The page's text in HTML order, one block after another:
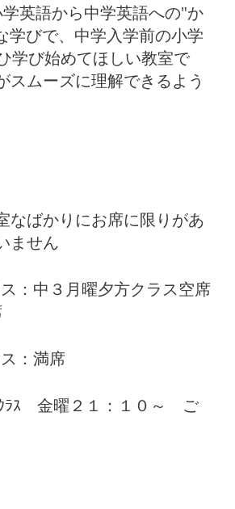
英語から中学英語への"か
びで、 中学入学前の小学
学び始めてほしい教室で
スムーズに理解できるよう
なばかりにお席に限りがあ
ません
：中３月曜夕方クラス空席
：満席
ﾗｽ 金曜２１：１０～ ご